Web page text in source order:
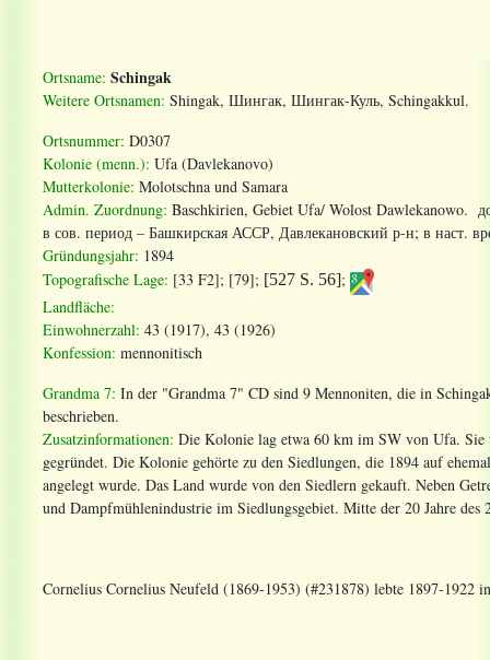
Ortsname: Schingak
Weitere Ortsnamen: Shingak, Шингак, Шингак-Куль, Schingakkul.
Ortsnummer: D0307
Kolonie (menn.): Ufa (Davlekanovo)
Mutterkolonie: Molotschna und Samara
Admin. Zuordnung: Baschkirien, Gebiet Ufa/ Wolost Dawlekanowo.
в сов. период – Башкирская АССР, Давлекановский р-н; в наст.
Gründungsjahr: 1894
Topografische Lage: [33 F2]; [79]; [527 S. 56];
Landfläche:
Einwohnerzahl: 43 (1917), 43 (1926)
Konfession: mennonitisch
Grandma 7: In der "Grandma 7" CD sind 9 Mennoniten, die in
beschrieben.
Zusatzinformationen: Die Kolonie lag etwa 60 km im SW von Ufa. Sie
gegründet. Die Kolonie gehörte zu den Siedlungen, die 1894 auf
angelegt wurde. Das Land wurde von den Siedlern gekauft. Neben
und Dampfmühlenindustrie im Siedlungsgebiet. Mitte der 20 Jahre des
Cornelius Cornelius Neufeld (1869-1953) (#231878) lebte 1897-1922